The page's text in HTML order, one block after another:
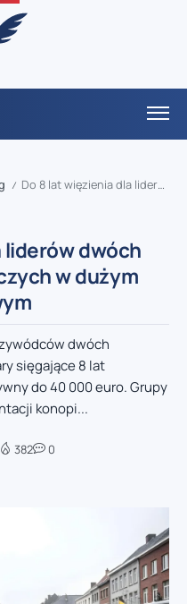
/ Do 8 lat więzienia dla liderów dwóch organizacji przestępczych w dużym procesie narkotykowym
liderów dwóch
w dużym
dwóch
sięgające 8 lat
do 40 000 euro. Grupy
konopi...
382 0